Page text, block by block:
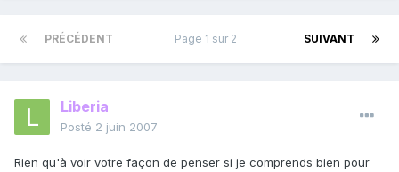
PRÉCÉDENT SUIVANT
Page 1 sur 2
Liberia
Posté 2 juin 2007
Rien qu'à voir votre façon de penser si je comprends bien pour